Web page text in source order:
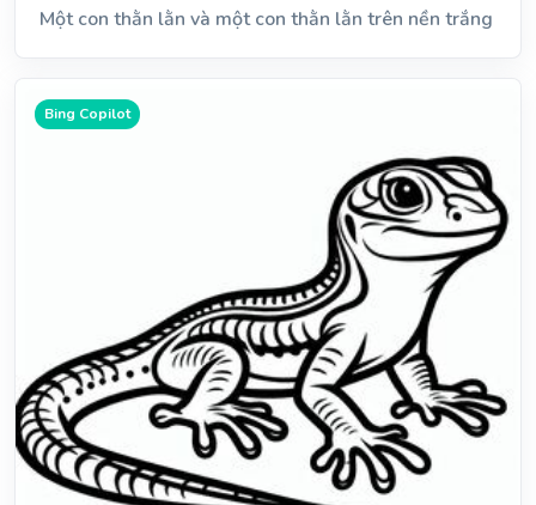
Một con thằn lằn và một con thằn lằn trên nền trắng
Bing Copilot